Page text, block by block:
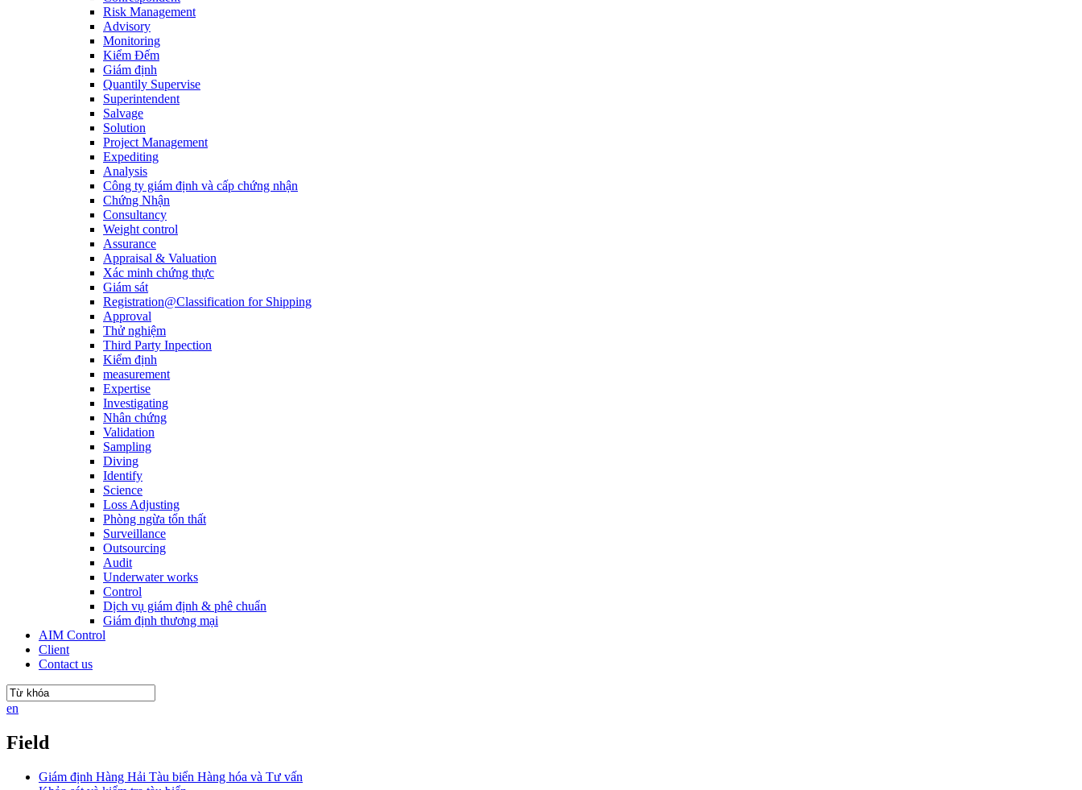
Risk Management
Advisory
Monitoring
Kiểm Đếm
Giám định
Quantily Supervise
Superintendent
Salvage
Solution
Project Management
Expediting
Analysis
Công ty giám định và cấp chứng nhận
Chứng Nhận
Consultancy
Weight control
Assurance
Appraisal & Valuation
Xác minh chứng thực
Giám sát
Registration@Classification for Shipping
Approval
Thử nghiệm
Third Party Inpection
Kiểm định
measurement
Expertise
Investigating
Nhân chứng
Validation
Sampling
Diving
Identify
Science
Loss Adjusting
Phòng ngừa tổn thất
Surveillance
Outsourcing
Audit
Underwater works
Control
Dịch vụ giám định & phê chuẩn
Giám định thương mại
AIM Control
Client
Contact us
en
Field
Giám định Hàng Hải Tàu biển Hàng hóa và Tư vấn